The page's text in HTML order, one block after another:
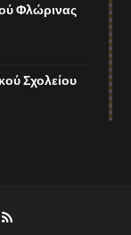
Φλώρινας
Σχολείου